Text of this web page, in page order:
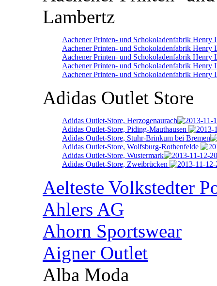
Lambertz
Aachener Printen- und Schokoladenfabrik Henry
Aachener Printen- und Schokoladenfabrik Henry
Aachener Printen- und Schokoladenfabrik Henry
Aachener Printen- und Schokoladenfabrik Henry
Aachener Printen- und Schokoladenfabrik Henry
Adidas Outlet Store
Adidas Outlet-Store, Herzogenaurach
Adidas Outlet-Store, Piding-Mauthausen
Adidas Outlet-Store, Stuhr-Brinkum bei Bremen
Adidas Outlet-Store, Wolfsburg-Rothenfelde
Adidas Outlet-Store, Wustermark
Adidas Outlet-Store, Zweibrücken
Aelteste Volkstedter
Ahlers AG
Ahorn Sportswear
Aigner Outlet
Alba Moda